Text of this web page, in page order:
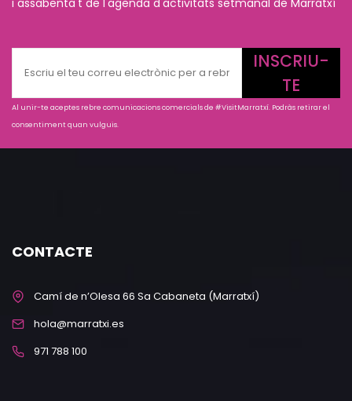
INSCRIU-
TE
Al unir-te aceptes rebre comunicacions comercials de #VisitMarratxí. Podràs retirar el
consentiment quan vulguis.
CONTACTE
Camí de n’Olesa 66 Sa Cabaneta (Marratxí)
hola@marratxi.es
971 788 100